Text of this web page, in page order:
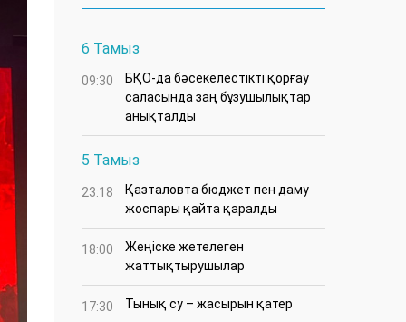
6 Тамыз
09:30
БҚО-да бәсекелестікті қорғау
саласында заң бұзушылықтар
анықталды
5 Тамыз
23:18
Қазталовта бюджет пен даму
жоспары қайта қаралды
18:00
Жеңіске жетелеген
жаттықтырушылар
17:30 Тынық су – жасырын қатер